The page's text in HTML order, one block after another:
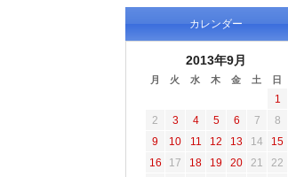
カレンダー
2013年9月
月 火 水 木 金 土 日
1
2
3 4 5 6 7
8
9
10 11 12 13 14
15
16
17 18 19 20 21
22